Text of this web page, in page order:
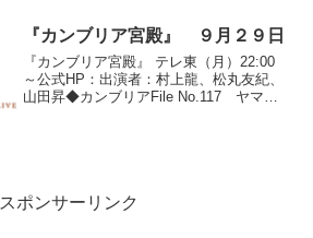
店には...
『カンブリア宮殿』 ９月２９日
『カンブリア宮殿』 テレ東（月）22:00
～公式HP：出演者：村上龍、松丸友紀、
山田昇◆カンブリアFile No.117 ヤマダ
スポンサーリンク